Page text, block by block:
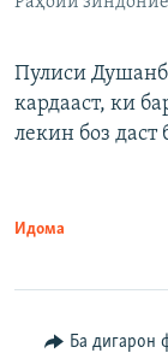
Пулиси
кардааст, ки
лекин боз даст
Идома
Ба дигарон